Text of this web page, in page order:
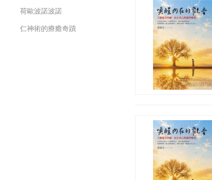
荷歐波諾波諾
仁神術的療癒奇蹟